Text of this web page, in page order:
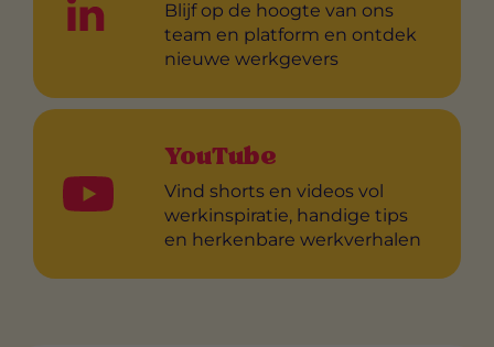
Blijf op de hoogte van ons
team en platform en ontdek
nieuwe werkgevers
YouTube
Vind shorts en videos vol
werkinspiratie, handige tips
en herkenbare werkverhalen